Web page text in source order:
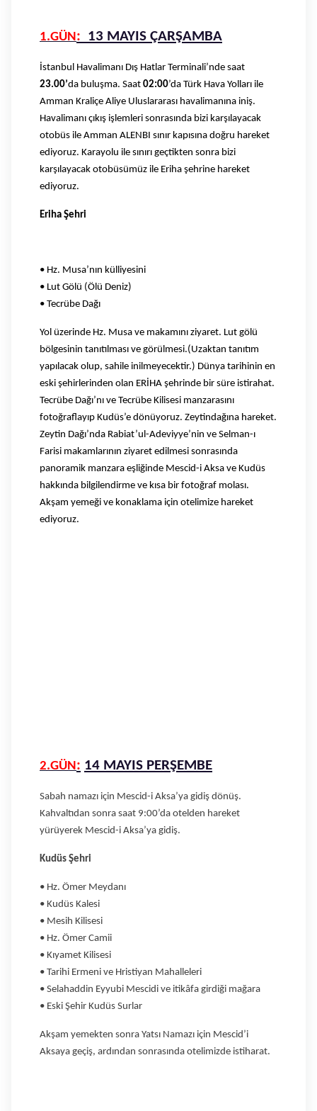
1.GÜN : 13 MAYIS ÇARŞAMBA
İstanbul Havalimanı Dış Hatlar Terminali’nde saat
23.00’da buluşma. Saat 02:00’da Türk Hava Yolları ile
Amman Kraliçe Aliye Uluslararası havalimanına iniş.
Havalimanı çıkış işlemleri sonrasında bizi karşılayacak
otobüs ile Amman ALENBI sınır kapısına doğru hareket
ediyoruz. Karayolu ile sınırı geçtikten sonra bizi
karşılayacak otobüsümüz ile Eriha şehrine hareket
ediyoruz.
Eriha Şehri
• Hz. Musa’nın külliyesini
• Lut Gölü (Ölü Deniz)
• Tecrübe Dağı
Yol üzerinde Hz. Musa ve makamını ziyaret. Lut gölü
bölgesinin tanıtılması ve görülmesi.(Uzaktan tanıtım
yapılacak olup, sahile inilmeyecektir.) Dünya tarihinin en
eski şehirlerinden olan ERİHA şehrinde bir süre istirahat.
Tecrübe Dağı’nı ve Tecrübe Kilisesi manzarasını
fotoğraflayıp Kudüs’e dönüyoruz. Zeytindağına hareket.
Zeytin Dağı’nda Rabiat’ul-Adeviyye’nin ve Selman-ı
Farisi makamlarının ziyaret edilmesi sonrasında
panoramik manzara eşliğinde Mescid-i Aksa ve Kudüs
hakkında bilgilendirme ve kısa bir fotoğraf molası.
Akşam yemeği ve konaklama için otelimize hareket
ediyoruz.
2.GÜN : 14 MAYIS PERŞEMBE
Sabah namazı için Mescid-i Aksa’ya gidiş dönüş.
Kahvaltıdan sonra saat 9:00’da otelden hareket
yürüyerek Mescid-i Aksa’ya gidiş.
Kudüs Şehri
• Hz. Ömer Meydanı
• Kudüs Kalesi
• Mesih Kilisesi
• Hz. Ömer Camii
• Kıyamet Kilisesi
• Tarihi Ermeni ve Hristiyan Mahalleleri
• Selahaddin Eyyubi Mescidi ve itikâfa girdiği mağara
• Eski Şehir Kudüs Surlar
Akşam yemekten sonra Yatsı Namazı için Mescid’i
Aksaya geçiş, ardından sonrasında otelimizde istiharat.